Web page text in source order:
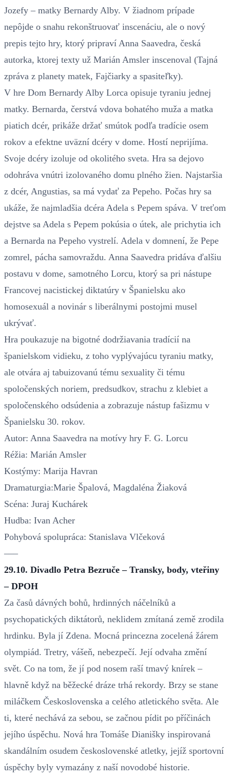
Jozefy – matky Bernardy Alby. V žiadnom prípade
nepôjde o snahu rekonštruovať inscenáciu, ale o nový
prepis tejto hry, ktorý pripraví Anna Saavedra, česká
autorka, ktorej texty už Marián Amsler inscenoval (Tajná
zpráva z planety matek, Fajčiarky a spasiteľky).
V hre Dom Bernardy Alby Lorca opisuje tyraniu jednej
matky. Bernarda, čerstvá vdova bohatého muža a matka
piatich dcér, prikáže držať smútok podľa tradície osem
rokov a efektne uväzní dcéry v dome. Hostí neprijíma.
Svoje dcéry izoluje od okolitého sveta. Hra sa dejovo
odohráva vnútri izolovaného domu plného žien. Najstaršia
z dcér, Angustias, sa má vydať za Pepeho. Počas hry sa
ukáže, že najmladšia dcéra Adela s Pepem spáva. V treťom
dejstve sa Adela s Pepem pokúsia o útek, ale prichytia ich
a Bernarda na Pepeho vystrelí. Adela v domnení, že Pepe
zomrel, pácha samovraždu. Anna Saavedra pridáva ďalšiu
postavu v dome, samotného Lorcu, ktorý sa pri nástupe
Francovej nacistickej diktatúry v Španielsku ako
homosexuál a novinár s liberálnymi postojmi musel
ukrývať.
Hra poukazuje na bigotné dodržiavania tradícií na
španielskom vidieku, z toho vyplývajúcu tyraniu matky,
ale otvára aj tabuizovanú tému sexuality či tému
spoločenských noriem, predsudkov, strachu z klebiet a
spoločenského odsúdenia a zobrazuje nástup fašizmu v
Španielsku 30. rokov.
Autor: Anna Saavedra na motívy hry F. G. Lorcu
Réžia: Marián Amsler
Kostýmy: Marija Havran
Dramaturgia:Marie Špalová, Magdaléna Žiaková
Scéna: Juraj Kuchárek
Hudba: Ivan Acher
Pohybová spolupráca: Stanislava Vlčeková
–––
29.10. Divadlo Petra Bezruče – Transky, body, vteřiny
– DPOH
Za časů dávných bohů, hrdinných náčelníků a
psychopatických diktátorů, neklidem zmítaná země zrodila
hrdinku. Byla jí Zdena. Mocná princezna zocelená žárem
olympiád. Tretry, vášeň, nebezpečí. Její odvaha změní
svět. Co na tom, že jí pod nosem raší tmavý knírek –
hlavně když na běžecké dráze trhá rekordy. Brzy se stane
miláčkem Československa a celého atletického světa. Ale
ti, které nechává za sebou, se začnou pídit po příčinách
jejího úspěchu. Nová hra Tomáše Dianišky inspirovaná
skandálním osudem československé atletky, jejíž sportovní
úspěchy byly vymazány z naší novodobé historie.